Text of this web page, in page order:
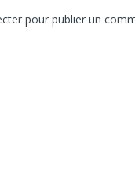
pour publier un